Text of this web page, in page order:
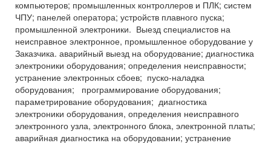
компьютеров; промышленных контроллеров и ПЛК; систем
ЧПУ; панелей оператора; устройств плавного пуска;
промышленной электроники. Выезд специалистов на
неисправное электронное, промышленное оборудование у
Заказчика. аварийный выезд на оборудование; диагностика
электроники оборудования; определения неисправности;
устранение электронных сбоев; пуско-наладка
оборудования; программирование оборудования;
параметрирование оборудования; диагностика
электроники оборудования, определения неисправного
электронного узла, электронного блока, электронной платы;
аварийная диагностика на оборудовании; устранение